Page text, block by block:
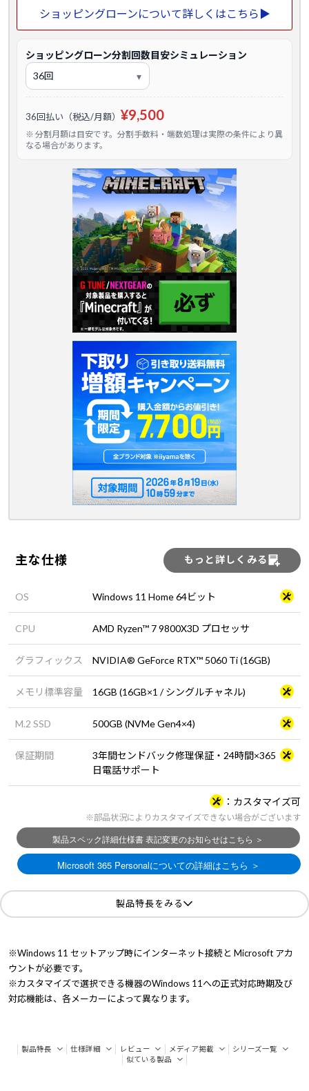
ショッピングローンについて詳しくはこちら▶
ショッピングローン分割回数目安シミュレーション
36回払い（税込/月額） ¥9,500
※ 分割月額は目安です。分割手数料・端数処理は実際の条件により異
なる場合があります。
主な仕様 もっと詳しくみる
OS Windows 11 Home 64ビット
CPU AMD Ryzen™ 7 9800X3D プロセッサ
グラフィックス NVIDIA® GeForce RTX™ 5060 Ti (16GB)
メモリ標準容量 16GB (16GB×1 / シングルチャネル)
M.2 SSD 500GB (NVMe Gen4×4)
保証期間
3年間センドバック修理保証・24時間×365
日電話サポート
カスタマイズ可
※部品状況によりカスタマイズできない場合がございます
製品特長をみる
※Windows 11 セットアップ時にインターネット接続と Microsoft アカ
ウントが必要です。
※カスタマイズで選択できる機器のWindows 11への正式対応時期及び
対応機能は、各メーカーによって異なります。
製品特長 仕様詳細 レビュー メディア掲載
シリーズ一覧
似ている製品